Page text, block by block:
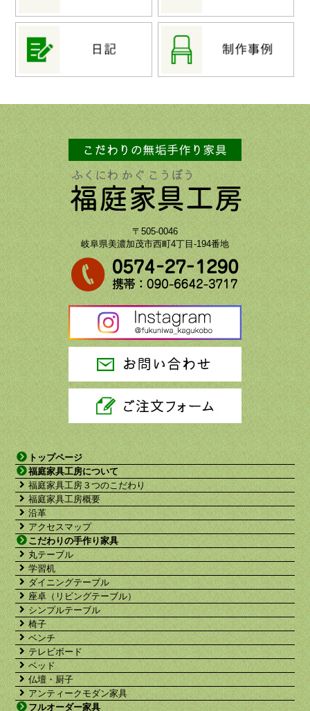
〒505-0046
岐阜県美濃加茂市西町4丁目-194番地
トップページ
福庭家具工房について
福庭家具工房３つのこだわり
福庭家具工房概要
沿革
アクセスマップ
こだわりの手作り家具
丸テーブル
学習机
ダイニングテーブル
座卓（リビングテーブル）
シンプルテーブル
椅子
ベンチ
テレビボード
ベッド
仏壇・厨子
アンティークモダン家具
フルオーダー家具